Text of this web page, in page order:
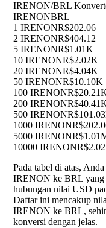
IRENON/BRL
IRENONBRL
1 IRENONR$202.06
2 IRENONR$404.12
5 IRENONR$1.01K
10 IRENONR$2.02K
20 IRENONR$4.04K
50 IRENONR$10.10K
100 IRENON
200 IRENON
500 IRENON
1000 IRENON
5000 IRENON
10000 IRENON
Pada tabel di atas,
IRENON ke BRL yang
hubungan nilai USD
Daftar ini mencakup
IRENON ke BRL,
konversi dengan jelas.